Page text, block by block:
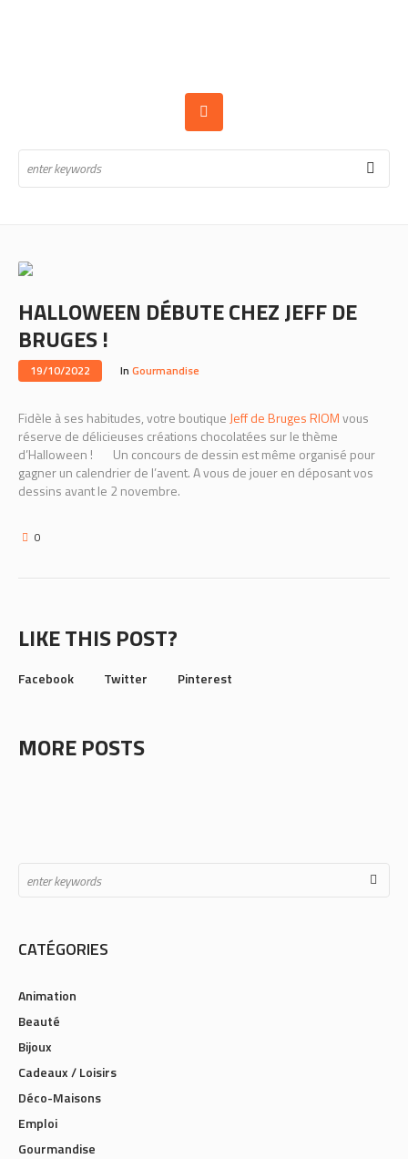
HALLOWEEN DÉBUTE CHEZ JEFF DE
BRUGES !
19/10/2022 In Gourmandise
Fidèle à ses habitudes, votre boutique Jeff de Bruges RIOMvous
réserve de délicieuses créations chocolatées sur le thème
d’Halloween !
Un concours de dessin est même organisé pour
gagner un calendrier de l’avent. A vous de jouer en déposant vos
dessins avant le 2 novembre.
0
LIKE THIS POST?
Facebook Twitter Pinterest
MORE POSTS
CATÉGORIES
Animation
Beauté
Bijoux
Cadeaux / Loisirs
Déco-Maisons
Emploi
Gourmandise